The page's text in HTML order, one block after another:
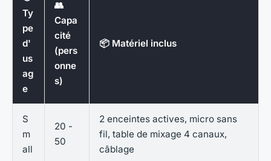
Ty
pe
d'
us
ag
e
👥
Capa
cité
(pers
onne
s)
📦 Matériel inclus
S
m
all
20 -
50
2 enceintes actives, micro sans
fil, table de mixage 4 canaux,
câblage